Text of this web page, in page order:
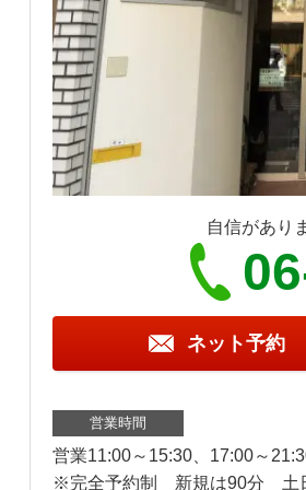
自信があり
ネット予約
営業時間
営業11:00～15:30、17:00～
※完全予約制 新規は90分 土